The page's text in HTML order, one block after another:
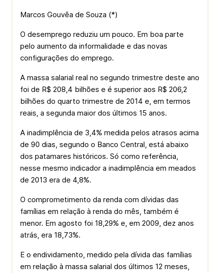
Marcos Gouvêa de Souza (*)
O desemprego reduziu um pouco. Em boa parte
pelo aumento da informalidade e das novas
configurações do emprego.
A massa salarial real no segundo trimestre deste ano
foi de R$ 208,4 bilhões e é superior aos R$ 206,2
bilhões do quarto trimestre de 2014 e, em termos
reais, a segunda maior dos últimos 15 anos.
A inadimplência de 3,4% medida pelos atrasos acima
de 90 dias, segundo o Banco Central, está abaixo
dos patamares históricos. Só como referência,
nesse mesmo indicador a inadimplência em meados
de 2013 era de 4,8%.
O comprometimento da renda com dívidas das
famílias em relação à renda do mês, também é
menor. Em agosto foi 18,29% e, em 2009, dez anos
atrás, era 18,73%.
E o endividamento, medido pela dívida das famílias
em relação à massa salarial dos últimos 12 meses,